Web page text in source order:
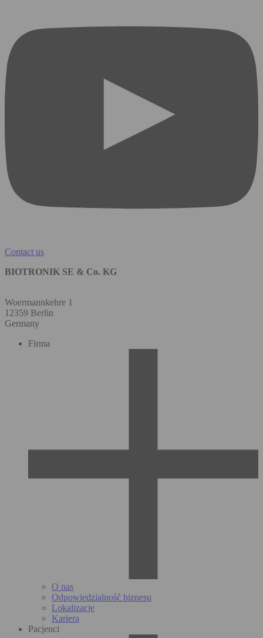
Contact us
BIOTRONIK SE & Co. KG
Woermannkehre 1
12359 Berlin
Germany
Firma
O nas
Odpowiedzialność biznesu
Lokalizacje
Kariera
Pacjenci